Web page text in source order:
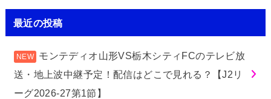
最近の投稿
モンテディオ山形VS栃木シティFCのテレビ放
送・地上波中継予定！配信はどこで見れる？【J2リ
ーグ2026-27第1節】